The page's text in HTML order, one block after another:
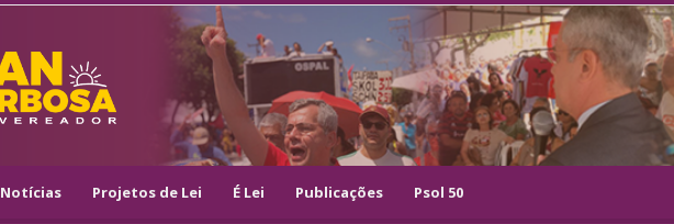
IRAN
BARBOSA
–
VEREADOR
–
Notícias Projetos de Lei É Lei Publicações Psol 50